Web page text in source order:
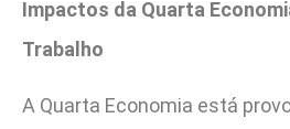
Impactos da Quarta
Trabalho
A Quarta Economia está